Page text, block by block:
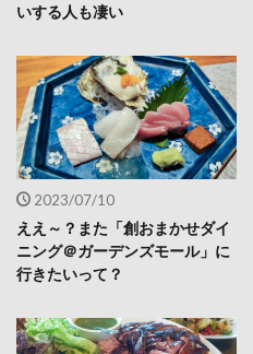
いする人も凄い
2023/07/10
ええ～？また「創おまかせダイ
ニング＠ガーデンズモール」に
行きたいって？